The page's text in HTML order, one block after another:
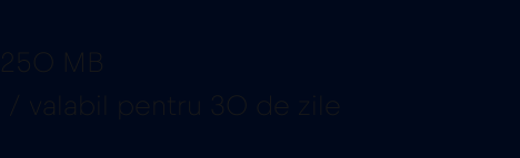
250 MB
/ valabil pentru 30 de zile